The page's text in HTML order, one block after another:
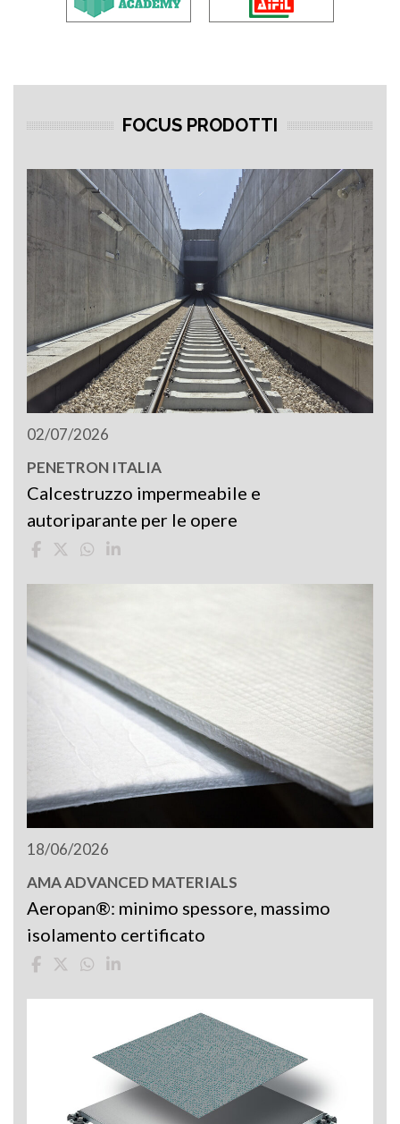
FOCUS PRODOTTI
02/07/2026
PENETRON ITALIA
Calcestruzzo impermeabile e
autoriparante per le opere
18/06/2026
AMA ADVANCED MATERIALS
Aeropan®: minimo spessore, massimo
isolamento certificato